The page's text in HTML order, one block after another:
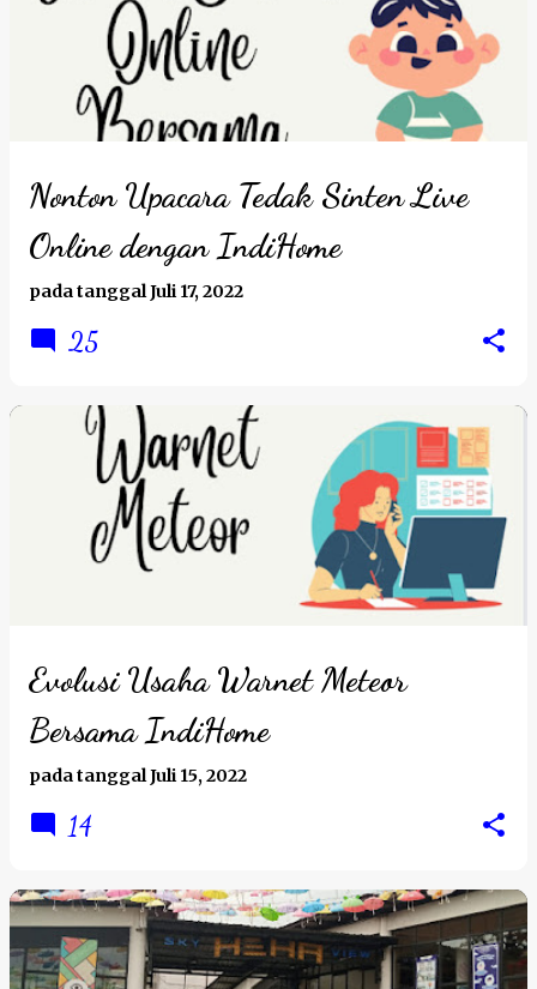
Nonton Upacara Tedak Sinten Live
Online dengan IndiHome
pada tanggalJuli 17, 2022
25
Evolusi Usaha Warnet Meteor
Bersama IndiHome
pada tanggalJuli 15, 2022
14